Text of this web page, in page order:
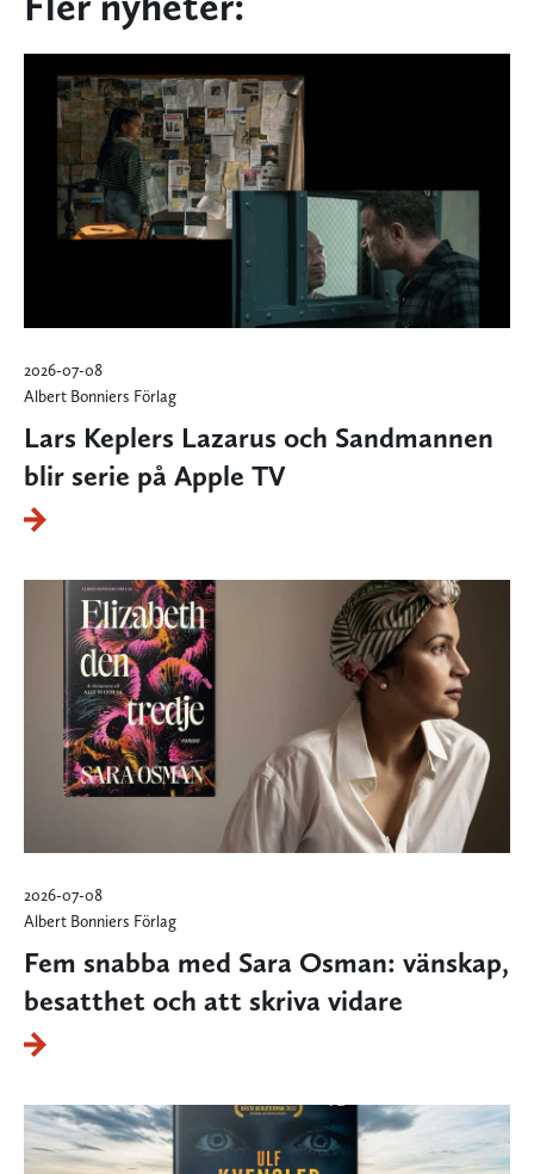
2026-07-08
Albert Bonniers Förlag
Lars Keplers Lazarus och Sandmannen
blir serie på Apple TV
2026-07-08
Albert Bonniers Förlag
Fem snabba med Sara Osman: vänskap,
besatthet och att skriva vidare